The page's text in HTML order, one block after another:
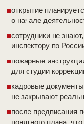
открытие
о начале
сотрудники не
инспектору по
пожарные
для студии
кадровые
не закрывают
после предписания
понятного плана,